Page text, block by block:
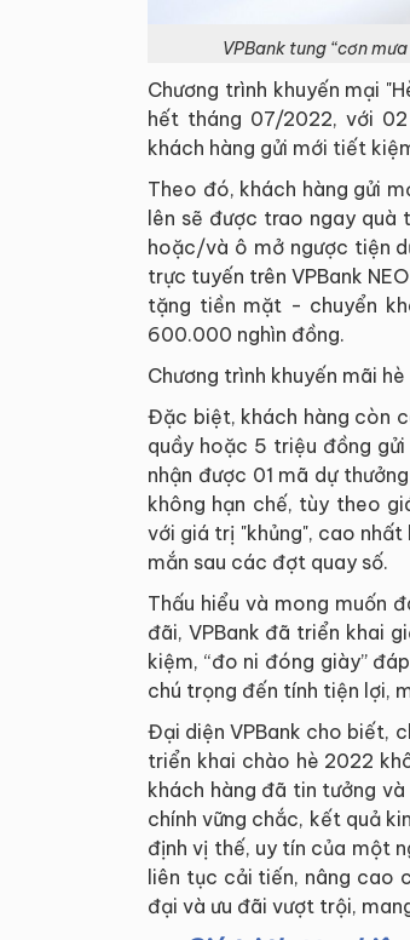
VPBank tung “cơn
Chương trình khuyến mại
hết tháng 07/2022, với
khách hàng gửi mới tiết
Theo đó, khách hàng gửi
lên sẽ được trao ngay
hoặc/và ô mở ngược tiện
trực tuyến trên VPBank
tặng tiền mặt - chuyển
600.000 nghìn đồng.
Chương trình khuyến mãi
Đặc biệt, khách hàng còn
quầy hoặc 5 triệu đồng gửi
nhận được 01 mã dự
không hạn chế, tùy theo
với giá trị "khủng", cao
mắn sau các đợt quay số.
Thấu hiểu và mong muốn
đãi, VPBank đã triển khai
kiệm, “đo ni đóng giày”
chú trọng đến tính tiện lợi,
Đại diện VPBank cho biết,
triển khai chào hè 2022
khách hàng đã tin tưởng
chính vững chắc, kết quả
định vị thế, uy tín của một
liên tục cải tiến, nâng cao
đại và ưu đãi vượt trội,